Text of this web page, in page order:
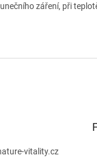
záření, při
vitality.cz